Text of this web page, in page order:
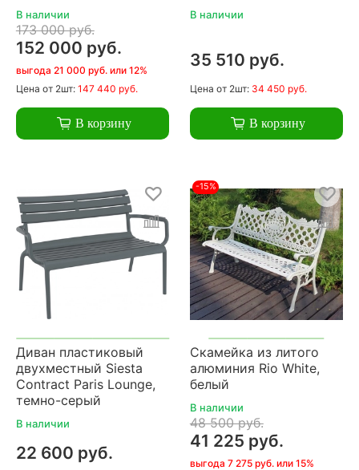
В наличии
173 000 руб.
152 000 руб.
выгода 21 000 руб. или 12%
Цена от 2шт: 147 440 руб.
В корзину
В наличии
35 510 руб.
Цена от 2шт: 34 450 руб.
В корзину
Диван пластиковый
двухместный Siesta
Contract Paris Lounge,
темно-серый
В наличии
22 600 руб.
-15%
Скамейка из литого
алюминия Rio White,
белый
В наличии
48 500 руб.
41 225 руб.
выгода 7 275 руб. или 15%